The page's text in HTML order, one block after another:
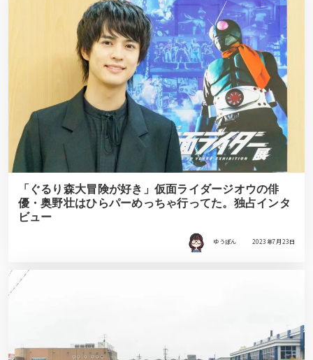
「ぐるり森大冒険が好き」仮面ライダージオウの俳
優・奥野壮はひらパーめっちゃ行ってた。独占インタ
ビュー
ゆうぽん 2023年7月23日